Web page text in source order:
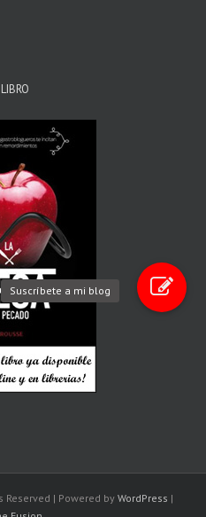
Reserved | Powered by WordPress |
Suscríbete a mi blog